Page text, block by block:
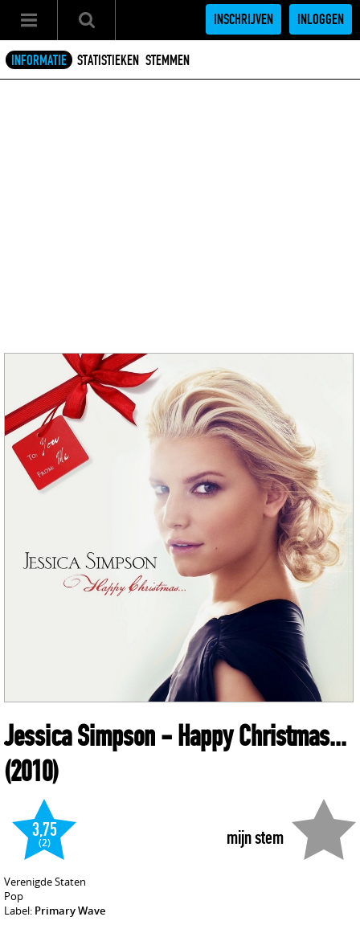
INSCHRIJVEN INLOGGEN
INFORMATIE STATISTIEKEN STEMMEN
Jessica Simpson- Happy Christmas...
(2010)
mijn stem
3,75
(2)
Verenigde Staten
Pop
Label: Primary Wave